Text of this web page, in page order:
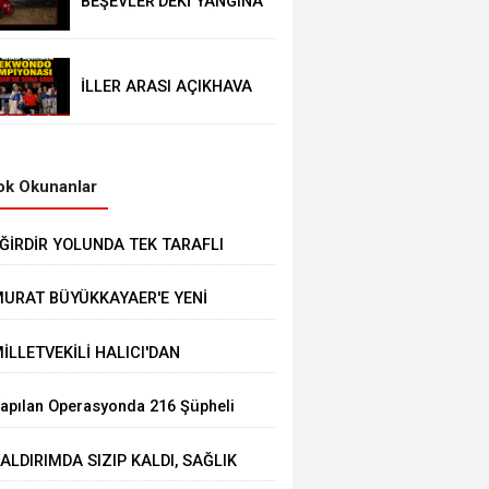
BELEDİYESİ
İLLER ARASI AÇIKHAVA
ŞAMPİYONASI
Okunanlar
YOLUNDA TEK TARAFLI
BÜYÜKKAYAER'E YENİ
HALICI'DAN
DESTEK
Operasyonda 216 Şüpheli
SIZIP KALDI, SAĞLIK